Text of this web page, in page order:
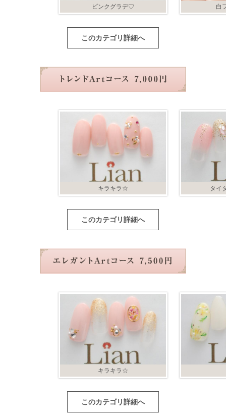
ピンクグラデ♡ 白
このカテゴリ詳細へ
キラキラ☆ タイ
このカテゴリ詳細へ
キラキラ☆
このカテゴリ詳細へ